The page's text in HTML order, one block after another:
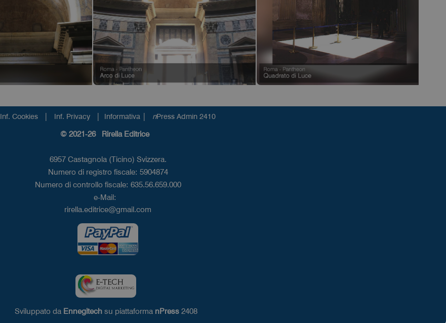
Inf. Cookies | Inf. Privacy | Informativa | nPress Admin 2410
© 2021-26 Rirella Editrice
6957 Castagnola (Ticino) Svizzera.
Numero di registro fiscale: 5904874
Numero di controllo fiscale: 635.56.659.000
e-Mail:
rirella.editrice@gmail.com
Sviluppato da Ennegitechsu piattaforma nPress2408